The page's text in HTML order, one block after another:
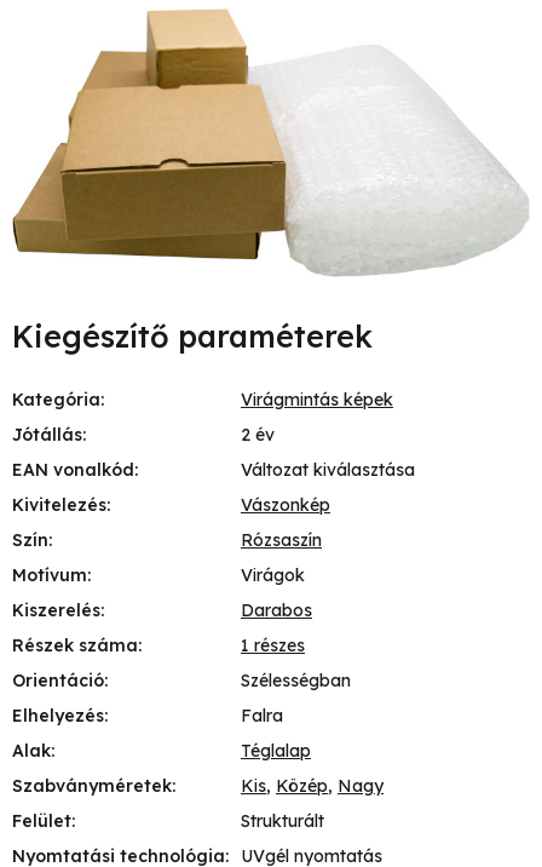
Kiegészítő paraméterek
Kategória:
Virágmintás képek
Jótállás:
2 év
EAN vonalkód:
Változat kiválasztása
Kivitelezés:
Vászonkép
Szín:
Rózsaszín
Motívum:
Virágok
Kiszerelés:
Darabos
Részek száma:
1 részes
Orientáció:
Szélességban
Elhelyezés:
Falra
Alak:
Téglalap
Szabványméretek: Kis, Közép, Nagy
Felület:
Strukturált
Nyomtatási technológia:
UVgél nyomtatás